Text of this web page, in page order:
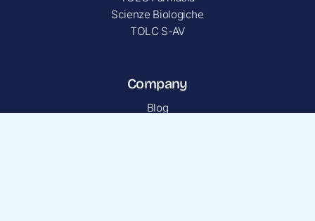
Scienze Biologiche
TOLC S-AV
Company
Blog